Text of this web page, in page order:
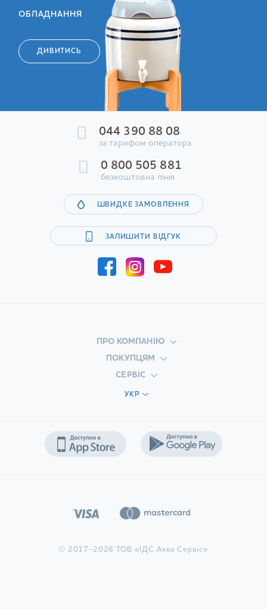
ОБЛАДНАННЯ
ДИВИТИСЬ
044 390 88 08
за тарифом оператора
0 800 505 881
безкоштовна лінія
ШВИДКЕ ЗАМОВЛЕННЯ
ЗАЛИШИТИ ВІДГУК
ПРО КОМПАНІЮ
ПОКУПЦЯМ
СЕРВІС
УКР
© 2017-2026 ТОВ «ІДС Аква Сервіс»